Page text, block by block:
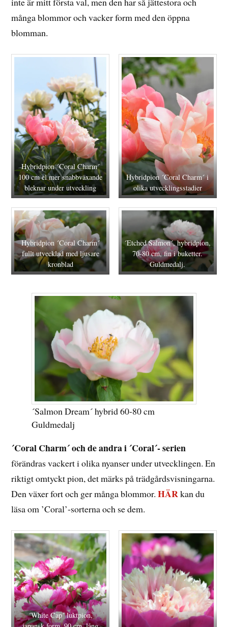
många blommor och vacker form med den öppna
blomman.
Hybridpion ´Coral Charm´
100 cm el mer snabbväxande
bleknar under utveckling
Hybridpion ´Coral Charm´ i
olika utvecklingsstadier
Hybridpion ´Coral Charm´
fullt utvecklad med ljusare
kronblad
´Etched Salmon´, hybridpion,
70-80 cm, fin i buketter.
Guldmedalj.
´Salmon Dream´ hybrid 60-80 cm
Guldmedalj
´Coral Charm´ och de andra i ´Coral´- serien
förändras vackert i olika nyanser under utvecklingen. En
riktigt omtyckt pion, det märks på trädgårdsvisningarna.
Den växer fort och ger många blommor.HÄRkan du
läsa om ’Coral’-sorterna och se dem.
´White Cap´ luktpion,